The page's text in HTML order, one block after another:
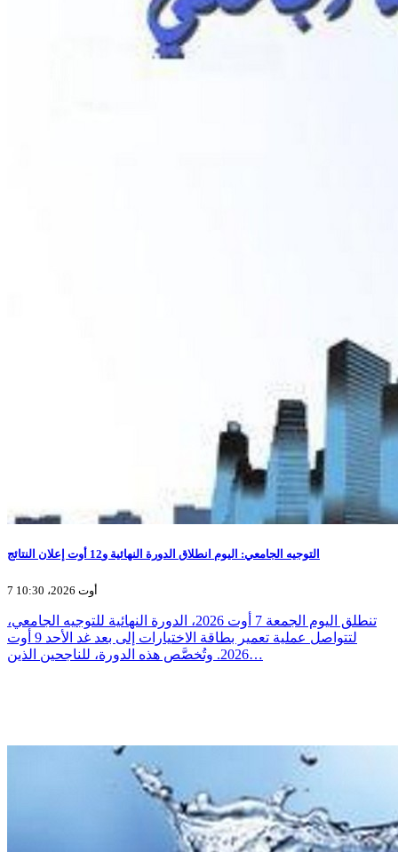
التوجيه الجامعي: اليوم انطلاق الدورة النهائية و12 أوت إعلان النتائج
7 أوت 2026، 10:30
تنطلق اليوم الجمعة 7 أوت 2026، الدورة النهائية للتوجيه الجامعي،
لتتواصل عملية تعمير بطاقة الاختيارات إلى بعد غد الأحد 9 أوت
2026. وتُخصَّص هذه الدورة، للناجحين الذين…